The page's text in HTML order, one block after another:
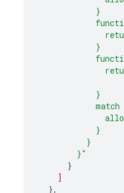
            }
            }
            }
match
            }
          }
        }"
}
]
},